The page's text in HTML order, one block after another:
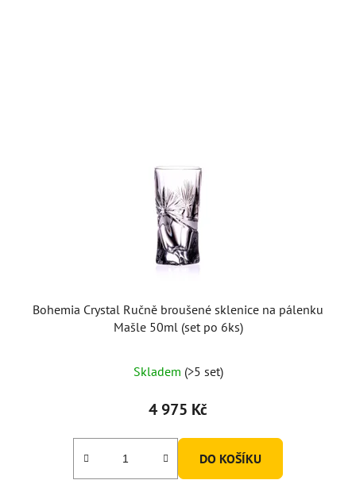
Bohemia Crystal Ručně broušené sklenice na pálenku
Mašle 50ml (set po 6ks)
Skladem (>5 set)
4 975 Kč
DO KOŠÍKU